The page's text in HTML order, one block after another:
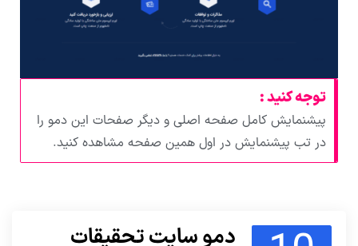
توجه کنید :
پیشنمایش کامل صفحه اصلی و دیگر صفحات این دمو را
در تب پیشنمایش در اول همین صفحه مشاهده کنید.
دمو سایت تحقیقات